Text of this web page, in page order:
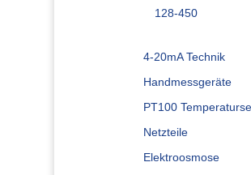
128-450
4-20mA Technik
Handmessgeräte
PT100
Netzteile
Elektroosmose